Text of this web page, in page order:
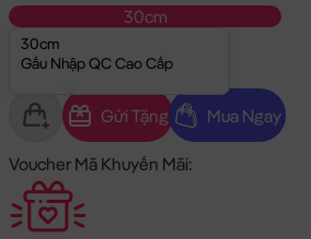
30cm
30cm
Gấu Nhập QC Cao Cấp
Gửi Tặng Mua Ngay
Voucher Mã Khuyến Mãi: